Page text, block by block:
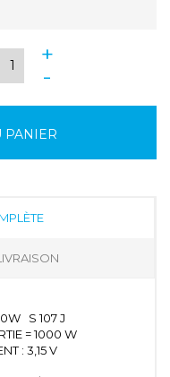
+
-
PANIER
S 107 J
= 1000 W
: 3,15 V